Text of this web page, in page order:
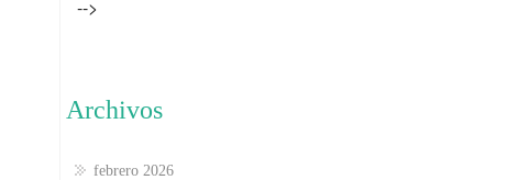
-->
Archivos
febrero 2026